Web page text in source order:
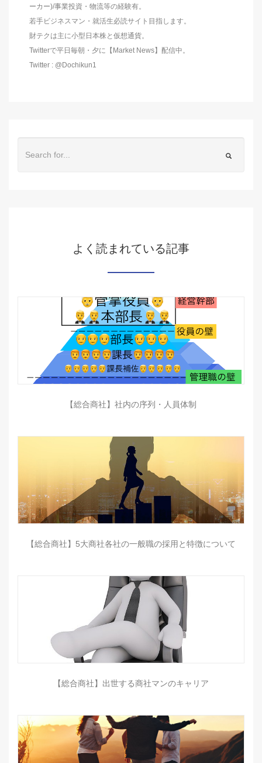
ーカー)/事業投資・物流等の経験有。
若手ビジネスマン・就活生必読サイト目指します。
財テクは主に小型日本株と仮想通貨。
Twitterで平日毎朝・夕に【Market News】配信中。
Twitter : @Dochikun1
よく読まれている記事
【総合商社】社内の序列・人員体制
【総合商社】5大商社各社の一般職の採用と特徴について
【総合商社】出世する商社マンのキャリア